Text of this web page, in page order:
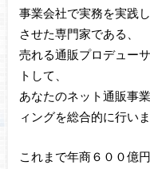
事業会社で実務を実践
させた専門家である、
売れる通販プロデュー
トして、
あなたのネット通販事
ィングを総合的に行いま
これまで年商６００億